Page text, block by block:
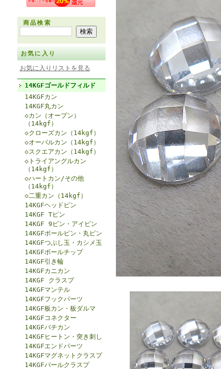
商品検索
お気に入り
お気に入りリストを見る
14KGFゴールドフィルド
14KGFカン
14KGF丸カン
◇カン（オープン）
（14kgf）
◇クローズカン（14kgf）
◇オーバルカン（14kgf）
◇スクエアカン（14kgf）
◇トライアングルカン
（14kgf）
◇ハートカン/その他
（14kgf）
◇二重カン（14kgf）
14KGFヘッドピン
14KGF Tピン
14KGF 9ピン・アイピン
14KGFボールピン・丸ピン
14KGFつぶし玉・カシメ玉
14KGFボールチップ
14KGF引き輪
14KGFカニカン
14KGF クラスプ
14KGFマンテル
14KGFフックパーツ
14KGF板カン・板ダルマ
14KGFコネクター
14KGFバチカン
14KGFヒートン・突き刺し
14KGFエンドパーツ
14KGFマグネットクラスプ
14KGFパールクラスプ